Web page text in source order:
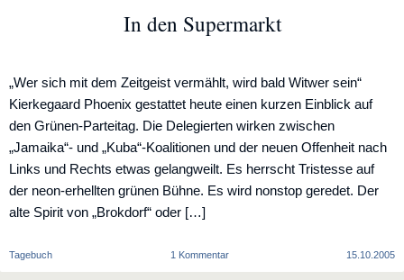
In den Supermarkt
„Wer sich mit dem Zeitgeist vermählt, wird bald Witwer sein“
Kierkegaard Phoenix gestattet heute einen kurzen Einblick auf
den Grünen-Parteitag. Die Delegierten wirken zwischen
„Jamaika“- und „Kuba“-Koalitionen und der neuen Offenheit nach
Links und Rechts etwas gelangweilt. Es herrscht Tristesse auf
der neon-erhellten grünen Bühne. Es wird nonstop geredet. Der
alte Spirit von „Brokdorf“ oder […]
Tagebuch 1 Kommentarzu
In
15.10.2005